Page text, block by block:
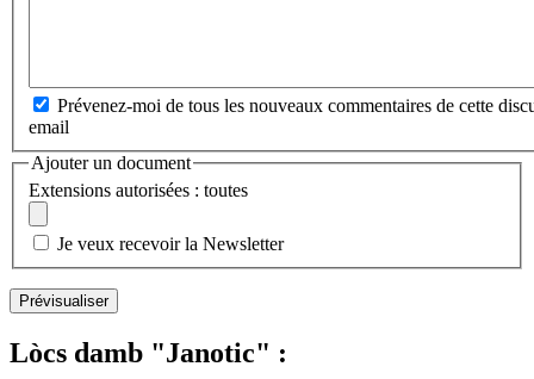
Prévenez-moi de tous les nouveaux commentaires de cette
email
Ajouter un document
Extensions autorisées : toutes
Je veux recevoir la Newsletter
Lòcs damb "Janotic" :